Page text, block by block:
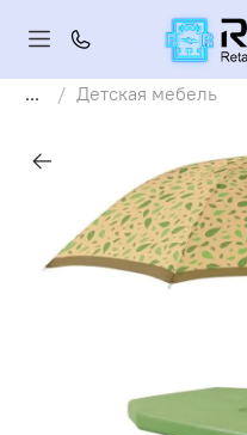
... Детская мебель